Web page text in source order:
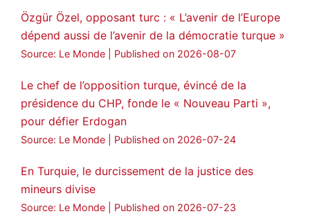
🔴DEM Party Imrali delegation made a
statement on Abdullah Öcalan meeting
#AbdullahÖcalan #PeaceProcess
🔗https://medyanews.rs/h4lwBwQ
3
Özgür Özel, opposant turc : « L’avenir de l’Europe
dépend aussi de l’avenir de la démocratie turque »
Source: Le Monde Published on 2026-08-07
Le chef de l’opposition turque, évincé de la
présidence du CHP, fonde le « Nouveau Parti »,
pour défier Erdogan
Source: Le Monde Published on 2026-07-24
En Turquie, le durcissement de la justice des
mineurs divise
Source: Le Monde Published on 2026-07-23